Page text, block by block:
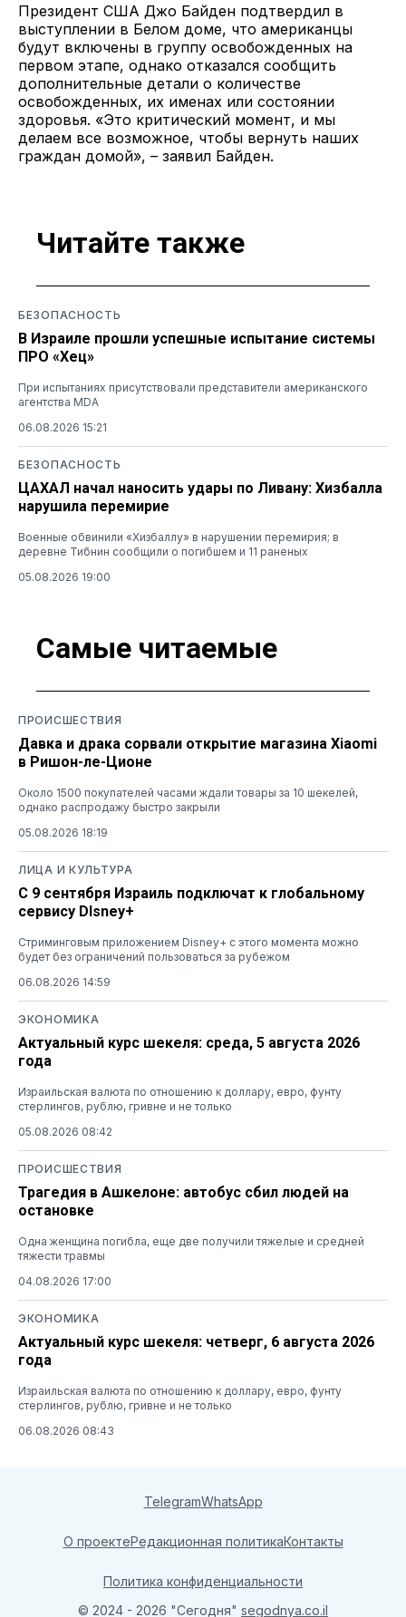
Президент США Джо Байден подтвердил в
выступлении в Белом доме, что американцы
будут включены в группу освобожденных на
первом этапе, однако отказался сообщить
дополнительные детали о количестве
освобожденных, их именах или состоянии
здоровья. «Это критический момент, и мы
делаем все возможное, чтобы вернуть наших
граждан домой», – заявил Байден.
Читайте также
БЕЗОПАСНОСТЬ
В Израиле прошли успешные испытание системы
ПРО «Хец»
При испытаниях присутствовали представители американского
агентства MDA
06.08.2026 15:21
БЕЗОПАСНОСТЬ
ЦАХАЛ начал наносить удары по Ливану: Хизбалла
нарушила перемирие
Военные обвинили «Хизбаллу» в нарушении перемирия; в
деревне Тибнин сообщили о погибшем и 11 раненых
05.08.2026 19:00
Самые читаемые
ПРОИСШЕСТВИЯ
Давка и драка сорвали открытие магазина Xiaomi
в Ришон-ле-Ционе
Около 1500 покупателей часами ждали товары за 10 шекелей,
однако распродажу быстро закрыли
05.08.2026 18:19
ЛИЦА И КУЛЬТУРА
С 9 сентября Израиль подключат к глобальному
сервису DIsney+
Стриминговым приложением Disney+ с этого момента можно
будет без ограничений пользоваться за рубежом
06.08.2026 14:59
ЭКОНОМИКА
Актуальный курс шекеля: среда, 5 августа 2026
года
Израильская валюта по отношению к доллару, евро, фунту
стерлингов, рублю, гривне и не только
05.08.2026 08:42
ПРОИСШЕСТВИЯ
Трагедия в Ашкелоне: автобус сбил людей на
остановке
Одна женщина погибла, еще две получили тяжелые и средней
тяжести травмы
04.08.2026 17:00
ЭКОНОМИКА
Актуальный курс шекеля: четверг, 6 августа 2026
года
Израильская валюта по отношению к доллару, евро, фунту
стерлингов, рублю, гривне и не только
06.08.2026 08:43
TelegramWhatsApp
О проектеРедакционная политикаКонтакты
Политика конфиденциальности
© 2024 - 2026 "Сегодня" segodnya.co.il